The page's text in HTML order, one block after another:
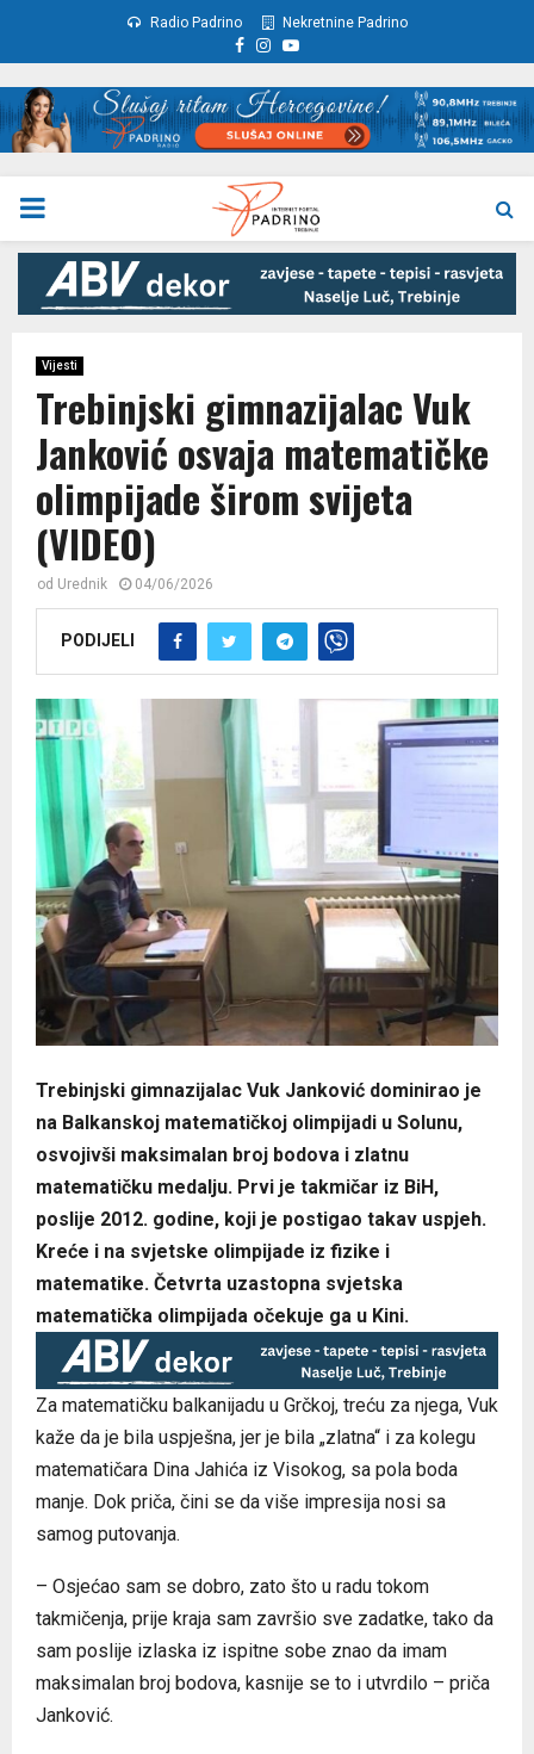
Radio Padrino Nekretnine Padrino
Facebook
Instagram
Youtube
PRIMARY
MENU
Vijesti
Trebinjski gimnazijalac Vuk
Јanković osvaja matematičke
olimpijade širom svijeta
(VIDEO)
od Urednik 04/06/2026
PODIJELI
Trebinjski gimnazijalac Vuk Јanković dominirao je
na Balkanskoj matematičkoj olimpijadi u Solunu,
osvojivši maksimalan broj bodova i zlatnu
matematičku medalju. Prvi je takmičar iz BiH,
poslije 2012. godine, koji je postigao takav uspjeh.
Kreće i na svjetske olimpijade iz fizike i
matematike. Četvrta uzastopna svjetska
matematička olimpijada očekuje ga u Kini.
Za matematičku balkanijadu u Grčkoj, treću za njega, Vuk
kaže da je bila uspješna, jer je bila „zlatna“ i za kolegu
matematičara Dina Јahića iz Visokog, sa pola boda
manje. Dok priča, čini se da više impresija nosi sa
samog putovanja.
– Osjećao sam se dobro, zato što u radu tokom
takmičenja, prije kraja sam završio sve zadatke, tako da
sam poslije izlaska iz ispitne sobe znao da imam
maksimalan broj bodova, kasnije se to i utvrdilo – priča
Јanković.